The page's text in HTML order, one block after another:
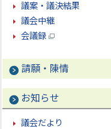
議案・議決結果
議会中継
会議録
請願・陳情
お知らせ
議会だより